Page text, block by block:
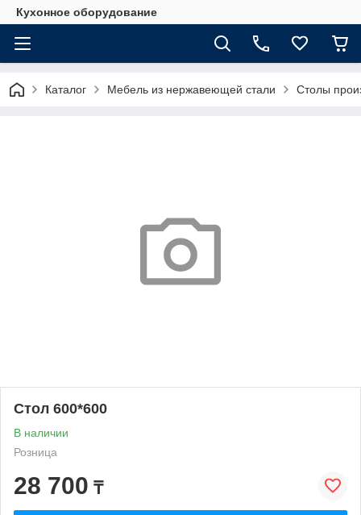
Кухонное оборудование
Каталог Мебель из нержавеющей стали Столы
Стол 600*600
В наличии
Розница
28 700 ₸